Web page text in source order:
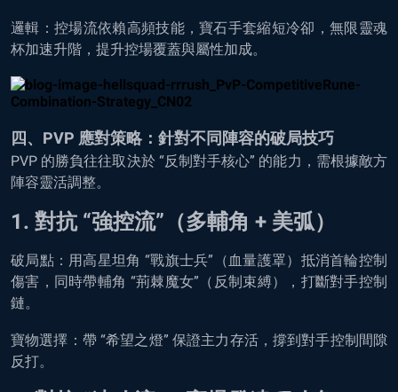
邏輯：控場流依賴高頻技能，寶石手套縮短冷卻，無限靈魂
杯加速升階，提升控場覆蓋與屬性加成。
四、PVP 應對策略：針對不同陣容的破局技巧
PVP 的勝負往往取決於 “反制對手核心” 的能力，需根據敵方
陣容靈活調整。
1. 對抗 “強控流”（多輔角 + 美弧）
破局點：用高星坦角 “戰旗士兵”（血量護罩）抵消首輪控制
傷害，同時帶輔角 “荊棘魔女”（反制束縛），打斷對手控制
鏈。
寶物選擇：帶 “希望之燈” 保證主力存活，撐到對手控制間隙
反打。